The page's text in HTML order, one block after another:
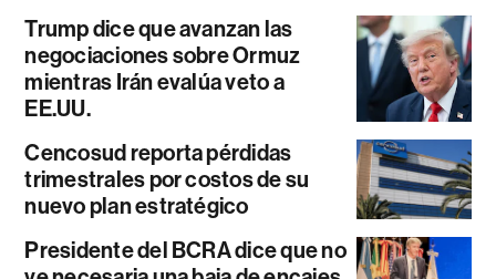
Trump dice que avanzan las
negociaciones sobre Ormuz
mientras Irán evalúa veto a
EE.UU.
Cencosud reporta pérdidas
trimestrales por costos de su
nuevo plan estratégico
Presidente del BCRA dice que no